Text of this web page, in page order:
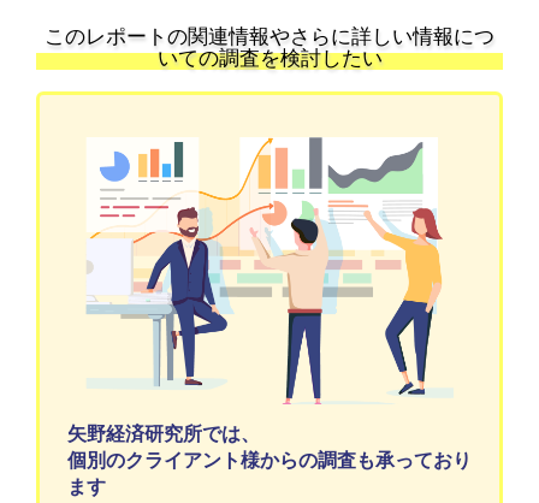
このレポートの関連情報やさらに詳しい情報につ
いての調査を検討したい
矢野経済研究所では、
個別のクライアント様からの調査も承っており
ます